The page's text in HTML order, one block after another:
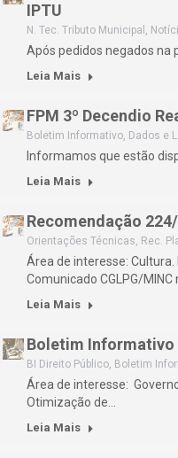
IPTU
N. Tec. Tributo Municipal ,
Após pedidos negados na
Leia Mais
FPM 3º Decendio
Boletim Informativo, Dados e
Informamos que estão
Leia Mais
Recomendação
Orientações Técnicas, Rec.
Área de interesse:
Comunicado CGLPG/MINC
Leia Mais
Boletim Informativo
BI Direito Público, Boletim
Área de interesse:
Otimização de…
Leia Mais